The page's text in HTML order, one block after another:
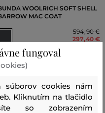
WOOLRICH SOFT SHELL
MAC COAT
594,90 €
297,40 €
veľkosti:
M , , XXL XXXL
fungoval
súborov cookies nám
Kliknutím na tlačidlo
so zobrazením